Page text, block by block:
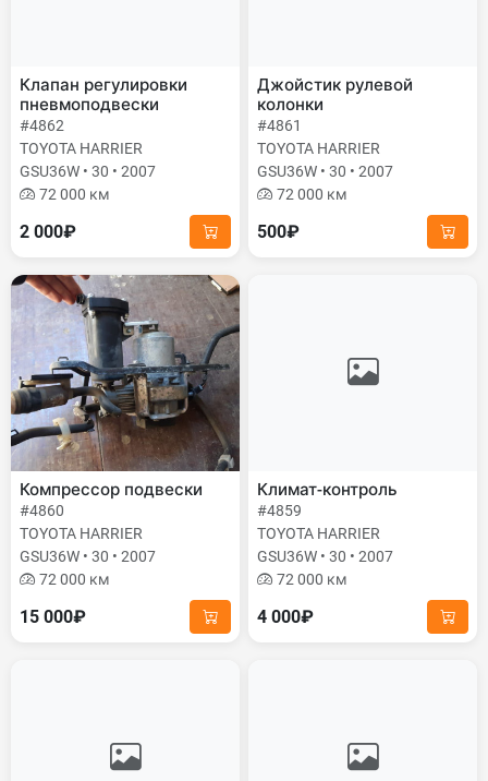
Клапан регулировки
пневмоподвески
#4862
TOYOTA HARRIER
GSU36W • 30 • 2007
72 000 км
2 000₽
Джойстик рулевой
колонки
#4861
TOYOTA HARRIER
GSU36W • 30 • 2007
72 000 км
500₽
Компрессор подвески
#4860
TOYOTA HARRIER
GSU36W • 30 • 2007
72 000 км
15 000₽
Климат-контроль
#4859
TOYOTA HARRIER
GSU36W • 30 • 2007
72 000 км
4 000₽